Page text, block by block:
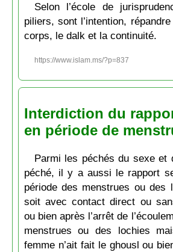
Selon l’école de
piliers, sont l’intention,
corps, le dalk et la continuité.
https://www.islam.ms/?p=837
Interdiction du
en période de
Parmi les péchés du sexe et
péché, il y a aussi le rapport
période des menstrues ou des
soit avec contact direct ou
ou bien après l’arrêt de
menstrues ou des lochies
femme n’ait fait le ghousl ou